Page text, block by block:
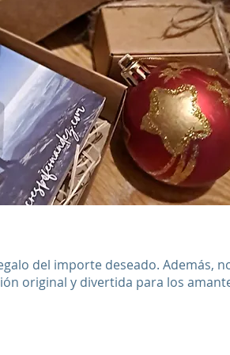
del importe deseado. Además,
original y divertida para los